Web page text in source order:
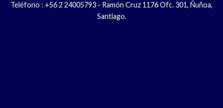
Teléfono : +56 2 24005793 - Ramón Cruz 1176 Ofc. 301, Ñuñoa,
Santiago.